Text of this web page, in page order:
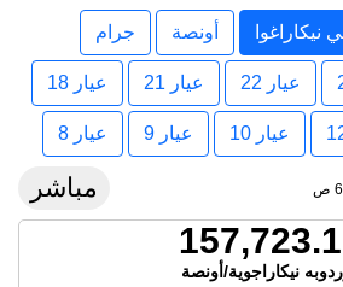
أونصة جرام
عيار 22 عيار 21 عيار 18
عيار 10 عيار 9 عيار 8
مباشر
نيكاراجوية/أونصة